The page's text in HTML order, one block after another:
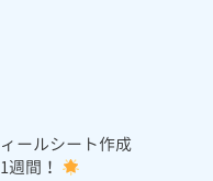
ールシート作成
間！